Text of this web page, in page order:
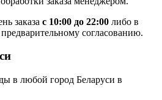
заказа с 10:00 до 22:00 либо в
согласованию.
в любой город Беларуси в